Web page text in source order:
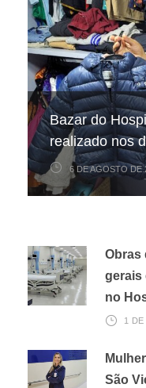
Bazar do
realizado nos
6 DE AGOSTO DE
Hospital São
mapeamento
infantojuvenil
6 DE AGOSTO DE
Hospital São
arrecadação
Nota Fiscal
3 DE AGOSTO DE
Obras
gerais
no
1
São